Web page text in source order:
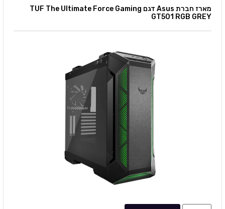
מארז חברת Asus דגם TUF The Ultimate Force Gaming
GT501 RGB GREY